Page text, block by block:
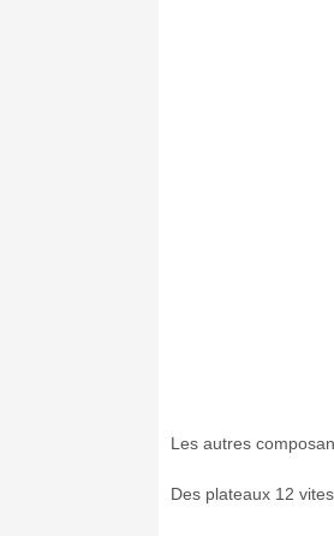
Les autres
Des plateaux 12